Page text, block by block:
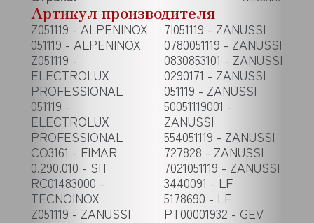
Артикул производителя
Z051119 - ALPENINOX
051119 - ALPENINOX
Z051119 -
ELECTROLUX
PROFESSIONAL
051119 -
ELECTROLUX
PROFESSIONAL
CO3161 - FIMAR
0.290.010 - SIT
RC01483000 -
TECNOINOX
Z051119 - ZANUSSI
7I051119 - ZANUSSI
0780051119 - ZANUSSI
0830853101 - ZANUSSI
0290171 - ZANUSSI
051119 - ZANUSSI
50051119001 -
ZANUSSI
554051119 - ZANUSSI
727828 - ZANUSSI
7021051119 - ZANUSSI
3440091 - LF
5178690 - LF
PT00001932 - GEV